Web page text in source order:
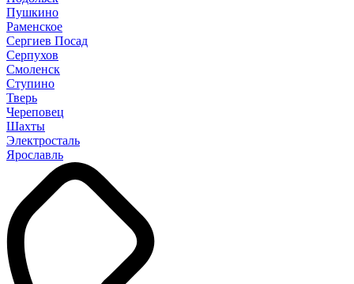
Пушкино
Раменское
Сергиев Посад
Серпухов
Смоленск
Ступино
Тверь
Череповец
Шахты
Электросталь
Ярославль